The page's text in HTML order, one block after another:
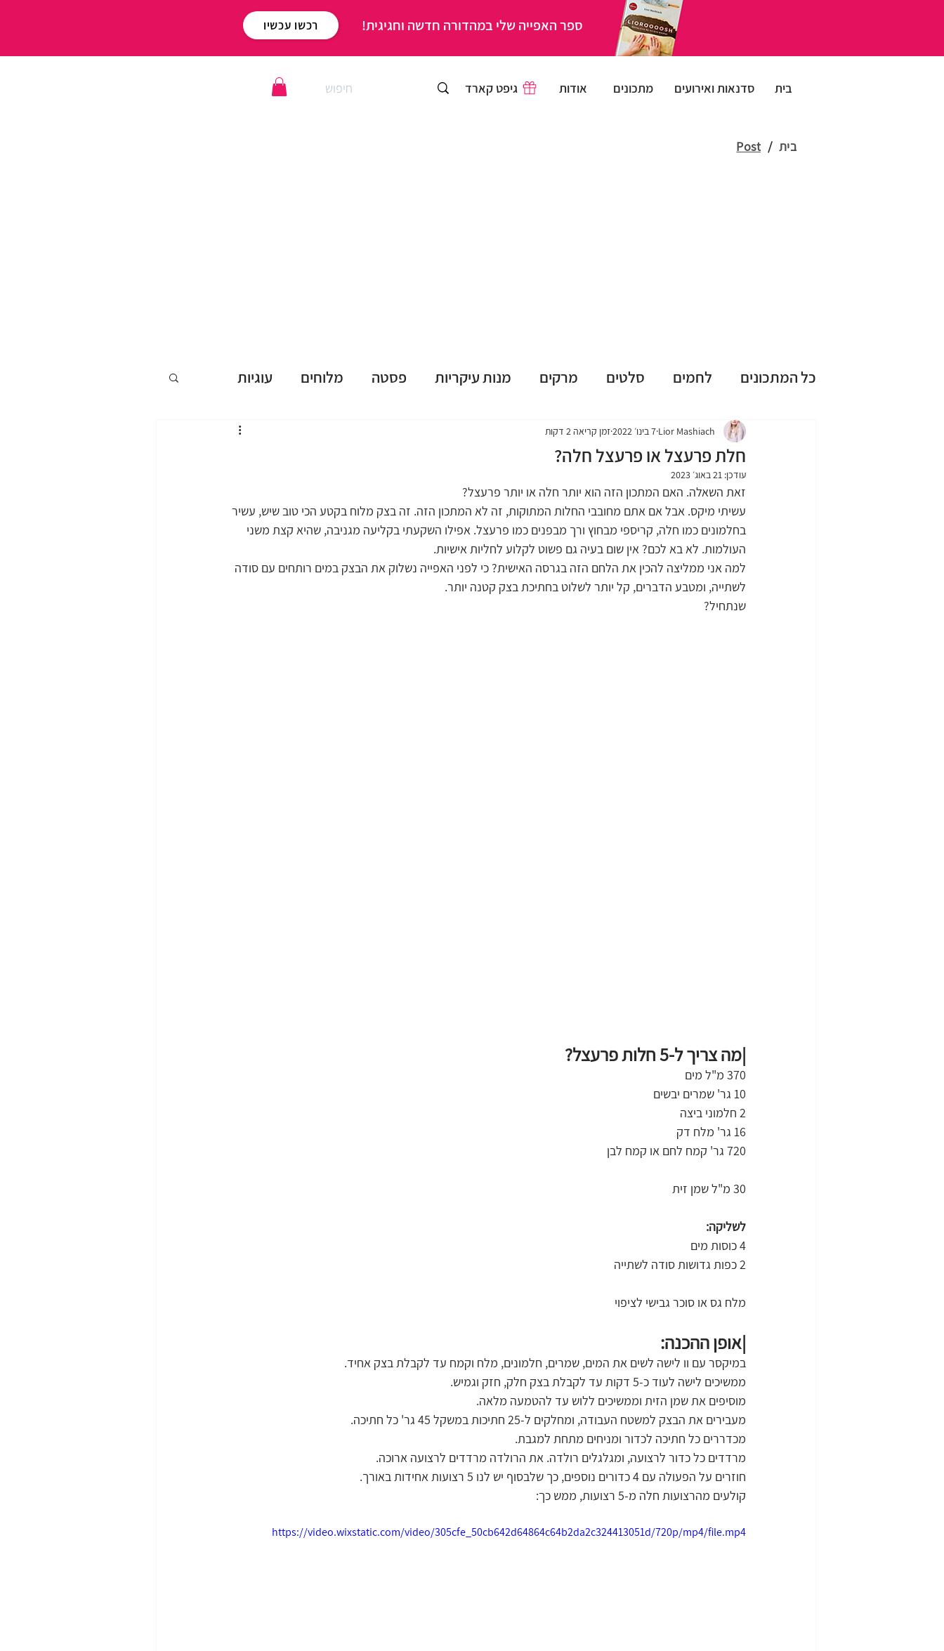
רכשו עכשיו ספר האפייה שלי במהדורה חדשה וחגיגית!
גיפט קארד אודות מתכונים סדנאות ואירועים בית
בית /
Post
כל המתכונים לחמים סלטים מרקים מנות עיקריות פסטה מלוחים עוגיות
עוגות שמרים עוגות בחושות פאי וטארט ללא אפייה
ללא גלוטן ללא מיקסר נומה טבעוני ארוחות בוקר
טיפים וציוד למטבח חגי תשרי חנוכה פורים פסח
מתכונים אהובים
חלת פרעצל או פרעצל חלה?
Lior Mashiach 7 בינו׳ 2022 זמן קריאה 2 דקות
עודכן: 21 באוג׳ 2023
זאת השאלה. האם המתכון הזה הוא יותר חלה או יותר פרעצל?
עשיתי מיקס. אבל אם אתם מחובבי החלות המתוקות, זה לא המתכון הזה. זה בצק מלוח בקטע הכי טוב שיש, עשיר
בחלמונים כמו חלה, קריספי מבחוץ ורך מבפנים כמו פרעצל. אפילו השקעתי בקליעה מגניבה, שהיא קצת משני
העולמות. לא בא לכם? אין שום בעיה גם פשוט לקלוע לחליות אישיות.
למה אני ממליצה להכין את הלחם הזה בגרסה האישית? כי לפני האפייה נשלוק את הבצק במים רותחים עם סודה
לשתייה, ומטבע הדברים, קל יותר לשלוט בחתיכת בצק קטנה יותר.
שנתחיל?
|מה צריך ל-5 חלות פרעצל?
370 מ"ל מים
10 גר' שמרים יבשים
2 חלמוני ביצה
16 גר' מלח דק
720 גר' קמח לחם או קמח לבן
30 מ"ל שמן זית
לשליקה:
4 כוסות מים
2 כפות גדושות סודה לשתייה
מלח גס או סוכר גבישי לציפוי
|אופן ההכנה:
במיקסר עם וו לישה לשים את המים, שמרים, חלמונים, מלח וקמח עד לקבלת בצק אחיד.
ממשיכים לישה לעוד כ-5 דקות עד לקבלת בצק חלק, חזק וגמיש.
מוסיפים את שמן הזית וממשיכים ללוש עד להטמעה מלאה.
מעבירים את הבצק למשטח העבודה, ומחלקים ל-25 חתיכות במשקל 45 גר' כל חתיכה.
מכדררים כל חתיכה לכדור ומניחים מתחת למגבת.
מרדדים כל כדור לרצועה, ומגלגלים רולדה. את הרולדה מרדדים לרצועה ארוכה.
חוזרים על הפעולה עם 4 כדורים נוספים, כך שלבסוף יש לנו 5 רצועות אחידות באורך.
קולעים מהרצועות חלה מ-5 רצועות, ממש כך:
https://video.wixstatic.com/video/305cfe_50cb642d64864c64b2da2c324413051d/720p/mp4/file.mp4